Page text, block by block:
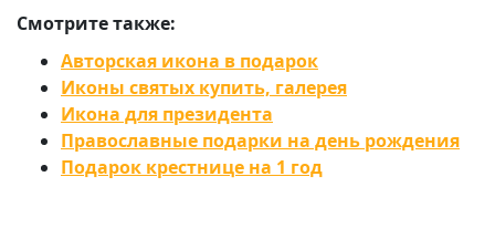
Смотрите также:
Авторская икона в подарок
Иконы святых купить, галерея
Икона для президента
Православные подарки на день рождения
Подарок крестнице на 1 год